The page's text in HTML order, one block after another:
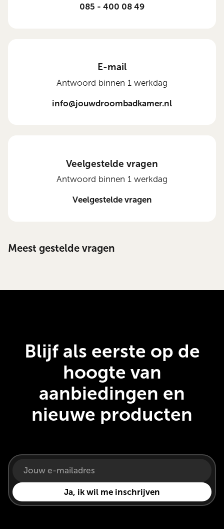
085 - 400 08 49
E-mail
Antwoord binnen 1 werkdag
info@jouwdroombadkamer.nl
Veelgestelde vragen
Antwoord binnen 1 werkdag
Veelgestelde vragen
Meest gestelde vragen
Blijf als eerste op de
hoogte van
aanbiedingen en
nieuwe producten